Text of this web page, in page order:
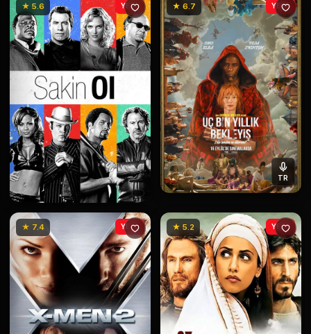
★ 5.6 YENİ ★ 6.7
TR
YENİ
★ 7.4 YENİ ★ 5.2 YENİ